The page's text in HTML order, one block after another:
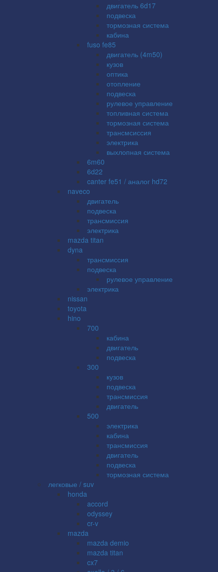
двигатель 6d17
подвеска
тормозная система
кабина
fuso fe85
двигатель (4m50)
кузов
оптика
отопление
подвеска
рулевое управление
топливная система
тормозная система
трансмсиссия
электрика
выхлопная система
6m60
6d22
canter fe51 / аналог hd72
naveco
двигатель
подвеска
трансмиссия
электрика
mazda titan
dyna
трансмиссия
подвеска
рулевое управление
электрика
nissan
toyota
hino
700
кабина
двигатель
подвеска
300
кузов
подвеска
трансмиссия
двигатель
500
электрика
кабина
трансмиссия
двигатель
подвеска
тормозная система
легковые / suv
honda
accord
odyssey
cr-v
mazda
mazda demio
mazda titan
cx7